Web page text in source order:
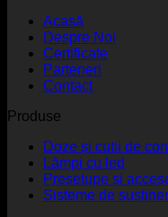
Acasă
Despre Noi
Certificate
Parteneri
Contact
Produse
Doze și cutii de
Lămpi cu led
Presetupe și
Sisteme de